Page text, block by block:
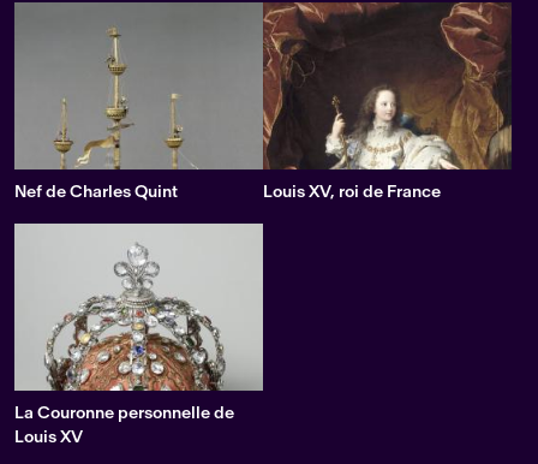
Nef de Charles Quint Louis XV, roi de France
La Couronne personnelle de
Louis XV